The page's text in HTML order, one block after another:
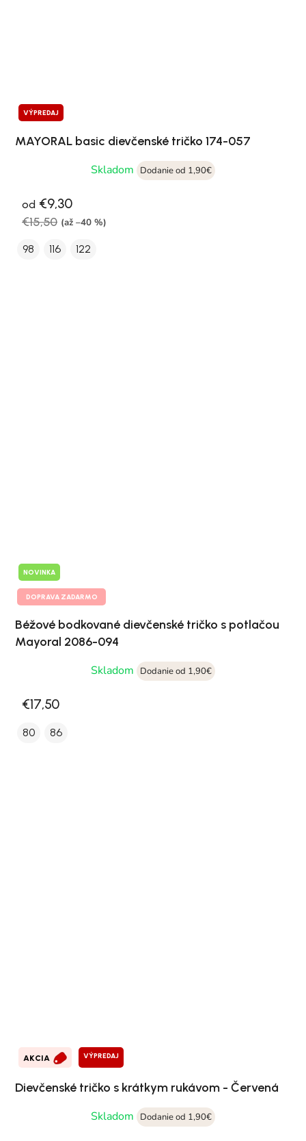
VÝPREDAJ
MAYORAL basic dievčenské tričko 174-057
Skladom
Dodanie od 1,90€
od €9,30
€15,50 (až –40 %)
98 116 122
NOVINKA
DOPRAVA ZADARMO
Béžové bodkované dievčenské tričko s potlačou
Mayoral 2086-094
Skladom
Dodanie od 1,90€
€17,50
80 86
AKCIA VÝPREDAJ
Dievčenské tričko s krátkym rukávom - Červená
Skladom
Dodanie od 1,90€